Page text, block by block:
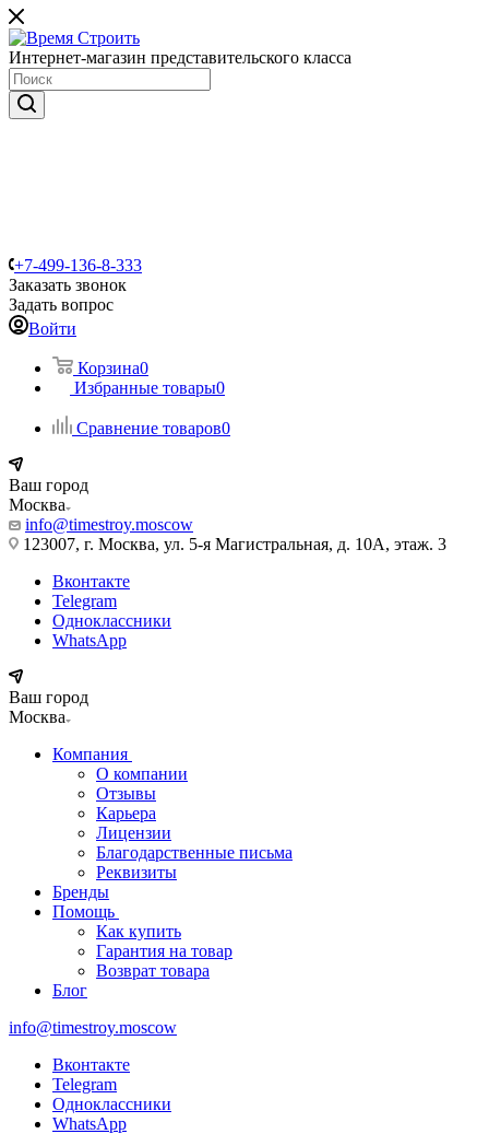
Интернет-магазин представительского класса
+7-499-136-8-333
Заказать звонок
Задать вопрос
Войти
Корзина0
Избранные товары0
Сравнение товаров0
Ваш город
Москва
info@timestroy.moscow
123007, г. Москва, ул. 5-я Магистральная, д. 10А, этаж. 3
Вконтакте
Telegram
Одноклассники
WhatsApp
Ваш город
Москва
Компания
О компании
Отзывы
Карьера
Лицензии
Благодарственные письма
Реквизиты
Бренды
Помощь
Как купить
Гарантия на товар
Возврат товара
Блог
info@timestroy.moscow
Вконтакте
Telegram
Одноклассники
WhatsApp